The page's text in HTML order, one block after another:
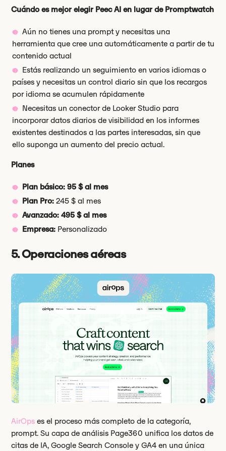
Cuándo es mejor elegir Peec AI en lugar de Promptwatch
Aún no tienes una prompt y necesitas una
herramienta que cree una automáticamente a partir de tu
contenido actual
Estás realizando un seguimiento en varios idiomas o
países y necesitas un control diario sin que los recargos
por idioma se acumulen rápidamente
Necesitas un conector de Looker Studio para
incorporar datos diarios de visibilidad en los informes
existentes destinados a las partes interesadas, sin que
ello suponga un aumento del precio actual.
Planes
Plan básico: 95 $ al mes
Plan Pro: 245 $ al mes
Avanzado: 495 $ al mes
Empresa: Personalizado
5. Operaciones aéreas
AirOps es el proceso más completo de la categoría,
prompt. Su capa de análisis Page360 unifica los datos de
citas de IA, Google Search Console y GA4 en una única